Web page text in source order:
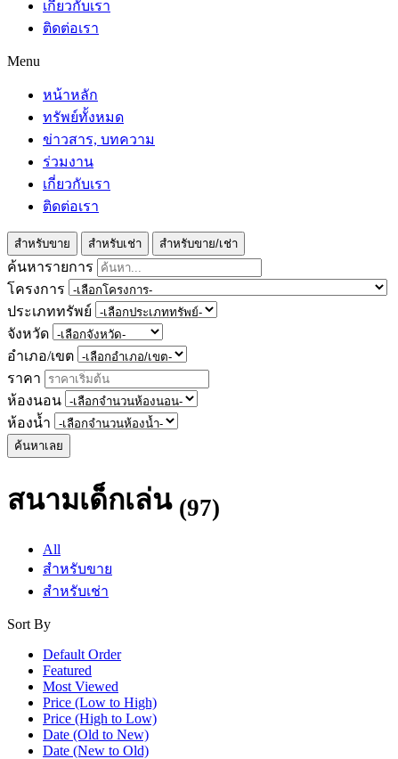
เกี่ยวกับเรา
ติดต่อเรา
Menu
หน้าหลัก
ทรัพย์ทั้งหมด
ข่าวสาร, บทความ
ร่วมงาน
เกี่ยวกับเรา
ติดต่อเรา
สำหรับขาย สำหรับเช่า สำหรับขาย/เช่า
ค้นหารายการ
โครงการ
ประเภททรัพย์
จังหวัด
อำเภอ/เขต
ราคา
ห้องนอน
ห้องน้ำ
ค้นหาเลย
สนามเด็กเล่น (97)
All
สำหรับขาย
สำหรับเช่า
Sort By
Default Order
Featured
Most Viewed
Price (Low to High)
Price (High to Low)
Date (Old to New)
Date (New to Old)